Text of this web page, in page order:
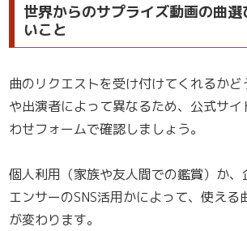
世界からのサプライズ動画の曲
いこと
曲のリクエストを受け付けてくれるかど
や出演者によって異なるため、公式サ
わせフォームで確認しましょう。
個人利用（家族や友人間での鑑賞）か、
エンサーのSNS活用かによって、使える
が変わります。